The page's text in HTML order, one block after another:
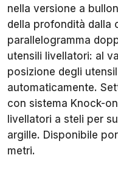
nella versione a
della profondità dalla
parallelogramma
utensili livellatori: al
posizione degli
automaticamente.
con sistema Knock-
livellatori a steli per
argille. Disponibile
metri.